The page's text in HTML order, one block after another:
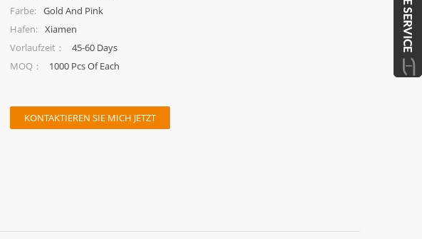
Farbe: Gold And Pink
Hafen: Xiamen
Vorlaufzeit：
45-60 Days
MOQ：
1000 Pcs Of Each
KONTAKTIEREN SIE MICH JETZT